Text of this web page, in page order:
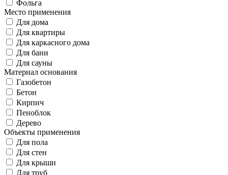
Фольга
Место применения
Для дома
Для квартиры
Для каркасного дома
Для бани
Для сауны
Материал основания
Газобетон
Бетон
Кирпич
Пеноблок
Дерево
Объекты применения
Для пола
Для стен
Для крыши
Для труб